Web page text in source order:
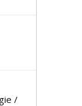
/